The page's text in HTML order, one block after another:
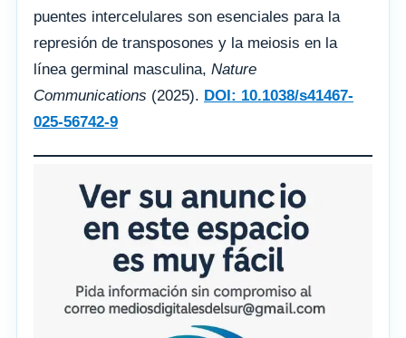
puentes intercelulares son esenciales para la
represión de transposones y la meiosis en la
línea germinal masculina, Nature
Communications (2025). DOI: 10.1038/s41467-
025-56742-9